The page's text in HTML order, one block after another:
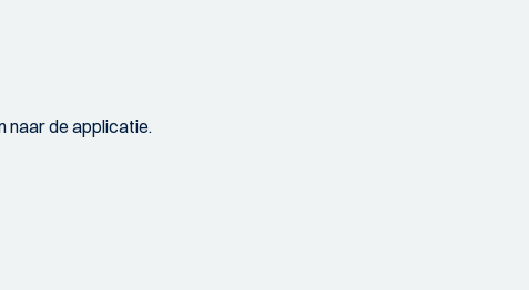
naar de applicatie.